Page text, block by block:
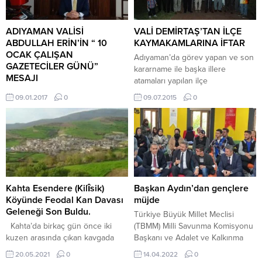
akıntısına kapılarak sürüklenen
konteynerdeki 1 kişi öldü, 4
kişinin arama çalışmaları devam
ediyor....
Mustafa Korkut’un öncülüğüyle
planlanan projede, ilk olarak
öğrencilerin velilerinden izin
belgesi alındı. Daha sonra
öğrencilere eldiven ve...
ADIYAMAN VALİSİ
ABDULLAH ERİN’İN “ 10
OCAK ÇALIŞAN
GAZETECİLER GÜNÜ”
MESAJI
Bilindiği gibi ülkemizde
gazetecilerin özlük haklarının
iyileştirilmesinin simgesi olan 212
Sayılı Kanunun yürürlüğe
girmesiyle 10 Ocak tarihi ”Çalışan
Gazeteciler Günü” olarak
kutlanmaktadır. Çağımızın en
dinamik mesleklerinden biri olan
gazetecilik, insanlara haber ve
bilgi akışı sağlamak gibi çok yönlü
bir misyonu içermektedir. Doğru
haber verme, tarafsızlık, özel
hayata saygı ve hukukun...
09.01.2017 0
VALİ DEMİRTAŞ’TAN İLÇE
KAYMAKAMLARINA İFTAR
Adıyaman’da görev yapan ve son
kararname ile başka illere
atamaları yapılan ilçe
kaymakamları, Adıyaman Valisi
Mahmut Demirtaş’ın verdiği iftar
programında bir araya geldi. Vali
Mahmut Demirtaş ve eşi Beyhan
Demirtaş’ın ev sahipliğinde
Türkiye Petrolleri Sosyal
Tesislerinde verilen iftar
yemeğine ilçe Kaymakamları ve
eşleri ile Vali Yardımcıları ve eşleri
katıldı. Samimi...
09.07.2015 0
Kahta Esendere (Kilîsik)
Köyünde Feodal Kan Davası
Geleneği Son Buldu.
Kahta’da birkaç gün önce iki
kuzen arasında çıkan kavgada
Hasan Çelik hayatını kaybetti.
Konu adli makamlara intikal etti ve
20.05.2021 0
Başkan Aydın’dan gençlere
müjde
Türkiye Büyük Millet Meclisi
(TBMM) Milli Savunma Komisyonu
Başkanı ve Adalet ve Kalkınma
Partisi (AK Parti) Adıyaman
Milletvekili Ahmet Aydın,
14.04.2022 0